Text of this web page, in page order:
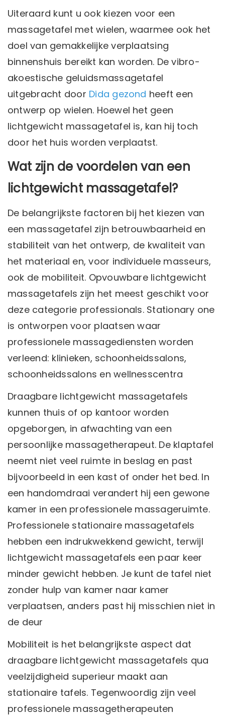
Uiteraard kunt u ook kiezen voor een
massagetafel met wielen, waarmee ook het
doel van gemakkelijke verplaatsing
binnenshuis bereikt kan worden. De vibro-
akoestische geluidsmassagetafel
uitgebracht door Dida gezond heeft een
ontwerp op wielen. Hoewel het geen
lichtgewicht massagetafel is, kan hij toch
door het huis worden verplaatst.
Wat zijn de voordelen van een
lichtgewicht massagetafel?
De belangrijkste factoren bij het kiezen van
een massagetafel zijn betrouwbaarheid en
stabiliteit van het ontwerp, de kwaliteit van
het materiaal en, voor individuele masseurs,
ook de mobiliteit. Opvouwbare lichtgewicht
massagetafels zijn het meest geschikt voor
deze categorie professionals. Stationary one
is ontworpen voor plaatsen waar
professionele massagediensten worden
verleend: klinieken, schoonheidssalons,
schoonheidssalons en wellnesscentra
Draagbare lichtgewicht massagetafels
kunnen thuis of op kantoor worden
opgeborgen, in afwachting van een
persoonlijke massagetherapeut. De klaptafel
neemt niet veel ruimte in beslag en past
bijvoorbeeld in een kast of onder het bed. In
een handomdraai verandert hij een gewone
kamer in een professionele massageruimte.
Professionele stationaire massagetafels
hebben een indrukwekkend gewicht, terwijl
lichtgewicht massagetafels een paar keer
minder gewicht hebben. Je kunt de tafel niet
zonder hulp van kamer naar kamer
verplaatsen, anders past hij misschien niet in
de deur
Mobiliteit is het belangrijkste aspect dat
draagbare lichtgewicht massagetafels qua
veelzijdigheid superieur maakt aan
stationaire tafels. Tegenwoordig zijn veel
professionele massagetherapeuten